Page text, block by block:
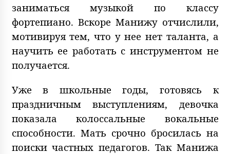
заниматься музыкой по классу
фортепиано. Вскоре Манижу отчислили,
мотивируя тем, что у нее нет таланта, а
научить ее работать с инструментом не
получается.
Уже в школьные годы, готовясь к
праздничным выступлениям, девочка
показала колоссальные вокальные
способности. Мать срочно бросилась на
поиски частных педагогов. Так Манижа